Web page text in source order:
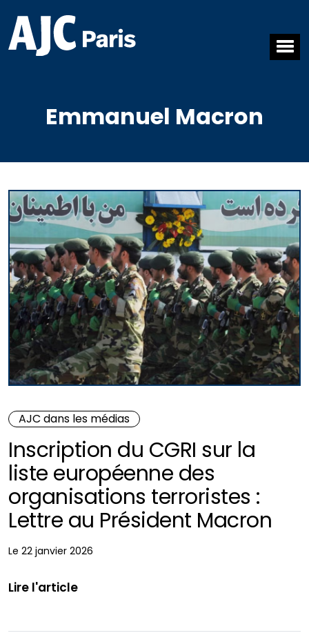
Emmanuel Macron
AJC dans les médias
Inscription du CGRI sur la
liste européenne des
organisations terroristes :
Lettre au Président Macron
Le 22 janvier 2026
Lire l'article